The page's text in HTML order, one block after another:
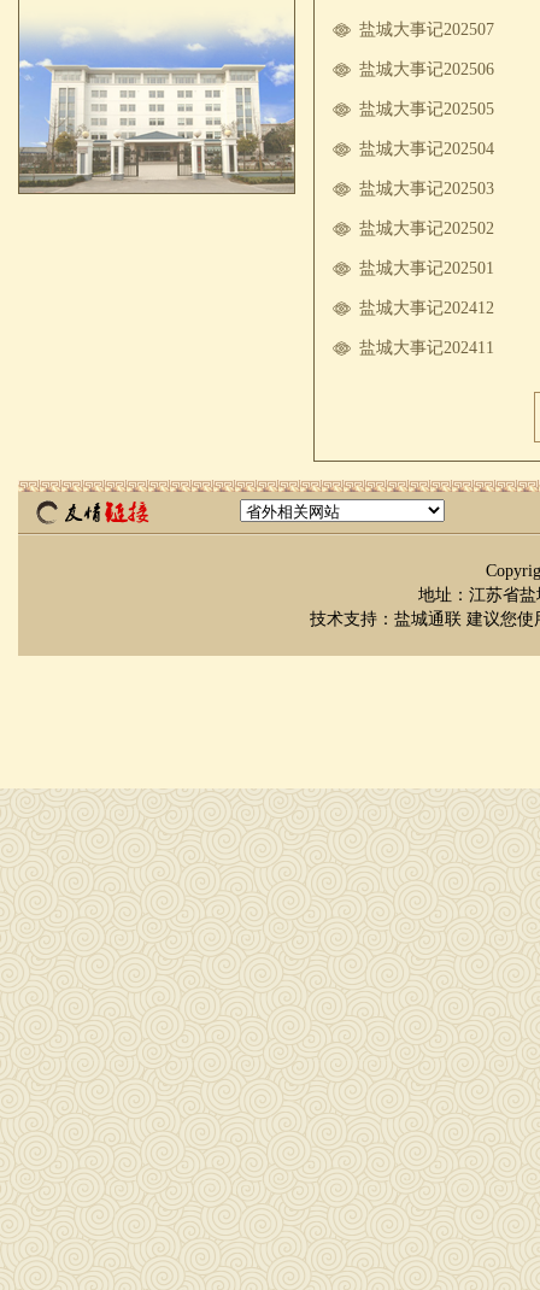
盐城大事记202507
盐城大事记202506
盐城大事记202505
盐城大事记202504
盐城大事记202503
盐城大事记202502
盐城大事记202501
盐城大事记202412
盐城大事记202411
地址：江苏省盐
技术支持： 盐城通联 建议您使